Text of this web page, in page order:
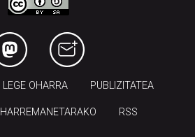
LEGE OHARRA PUBLIZITATEA
HARREMANETARAKO RSS